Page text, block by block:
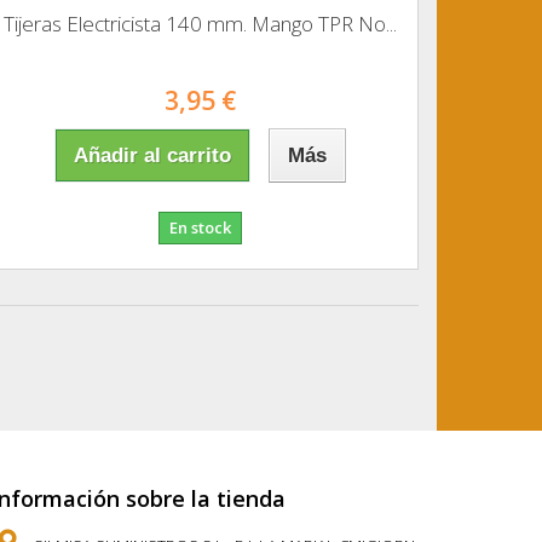
Tijeras Electricista 140 mm. Mango TPR No...
3,95 €
Añadir al carrito Más
En stock
sobre la tienda